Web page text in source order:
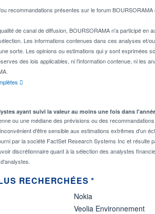
recommandations présentes sur le forum
de canal de diffusion, BOURSORAMA n'a participé en
Les informations contenues dans ces analyses et/
sorte. Les opinions ou estimations qui y sont exprimées
des lois applicables, ni l'information contenue, ni les
ayant suivi la valeur au moins une fois dans
ou une médiane des prévisions ou des
d'être sensible aux estimations extrêmes d'un
par la société FactSet Research Systems Inc et résulte
discrétionnaire quant à la sélection des analystes
RECHERCHÉES *
Nokia
Veolia Environnement